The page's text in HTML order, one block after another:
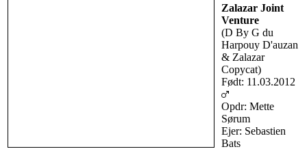
Zalazar Joint
Venture
(D By G du
Harpouy D'auzan
& Zalazar
Copycat)
Født: 11.03.2012
Opdr: Mette
Sørum
Ejer: Sebastien
Bats